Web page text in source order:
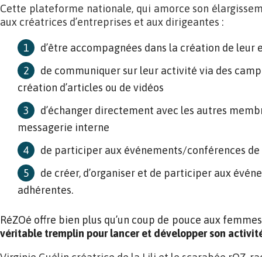
Cette plateforme nationale, qui amorce son
aux créatrices d’entreprises et aux dirigeantes :
d’être accompagnées dans la création de leur
de communiquer sur leur activité via des
création d’articles ou de vidéos
d’échanger directement avec les autres
messagerie interne
de participer aux événements/conférences de
de créer, d’organiser et de participer aux
adhérentes.
RéZOé offre bien plus qu’un coup de pouce aux
véritable tremplin pour lancer et développer son